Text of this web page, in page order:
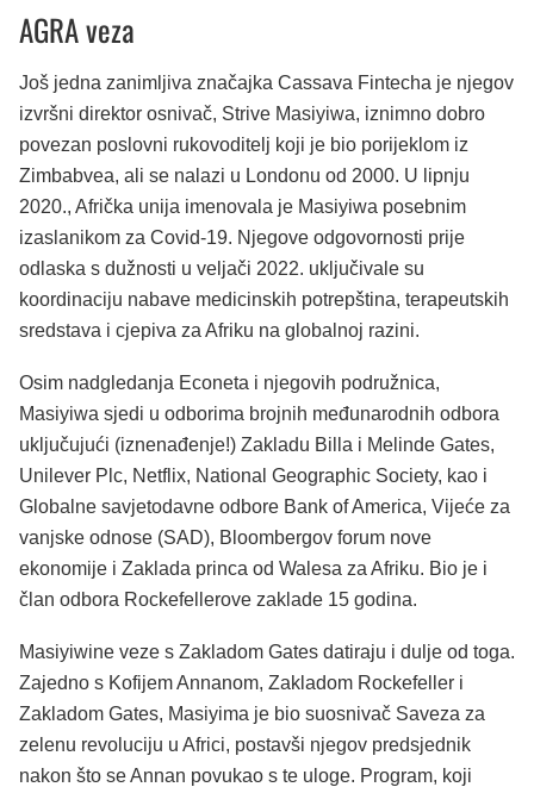
AGRA veza
Još jedna zanimljiva značajka Cassava Fintecha je njegov
izvršni direktor osnivač, Strive Masiyiwa, iznimno dobro
povezan poslovni rukovoditelj koji je bio porijeklom iz
Zimbabvea, ali se nalazi u Londonu od 2000. U lipnju
2020., Afrička unija imenovala je Masiyiwa posebnim
izaslanikom za Covid-19. Njegove odgovornosti prije
odlaska s dužnosti u veljači 2022. uključivale su
koordinaciju nabave medicinskih potrepština, terapeutskih
sredstava i cjepiva za Afriku na globalnoj razini.
Osim nadgledanja Econeta i njegovih podružnica,
Masiyiwa sjedi u odborima brojnih međunarodnih odbora
uključujući (iznenađenje!) Zakladu Billa i Melinde Gates,
Unilever Plc, Netflix, National Geographic Society, kao i
Globalne savjetodavne odbore Bank of America, Vijeće za
vanjske odnose (SAD), Bloombergov forum nove
ekonomije i Zaklada princa od Walesa za Afriku. Bio je i
član odbora Rockefellerove zaklade 15 godina.
Masiyiwine veze s Zakladom Gates datiraju i dulje od toga.
Zajedno s Kofijem Annanom, Zakladom Rockefeller i
Zakladom Gates, Masiyima je bio suosnivač Saveza za
zelenu revoluciju u Africi, postavši njegov predsjednik
nakon što se Annan povukao s te uloge. Program, koji